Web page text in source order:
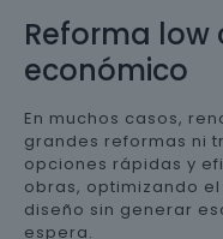
Reforma low
económico
En muchos casos,
grandes reformas ni
opciones rápidas y
obras, optimizando
diseño sin generar
espera.